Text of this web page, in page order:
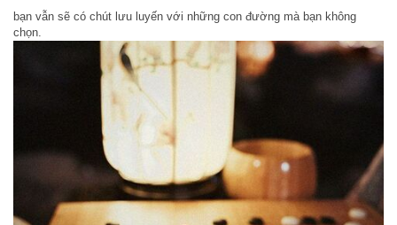
bạn vẫn sẽ có chút lưu luyến với những con đường mà bạn không
chọn.